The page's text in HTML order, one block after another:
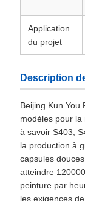
Application
du projet
Description
Beijing Kun You
modèles pour la
à savoir S403,
la production à
capsules
atteindre
peinture par
les exigences